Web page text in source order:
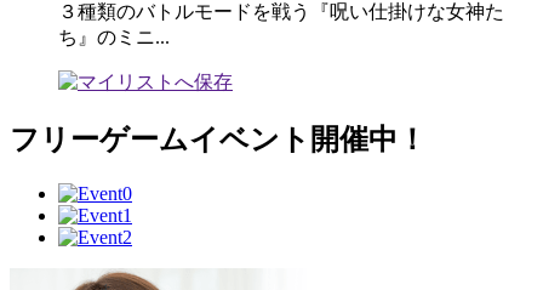
３種類のバトルモードを戦う『呪い仕掛けな女神た
ち』のミニ...
フリーゲームイベント開催中！